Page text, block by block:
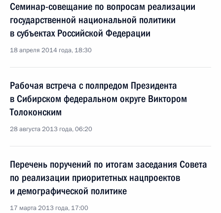
Семинар-совещание по вопросам реализации
государственной национальной политики
в субъектах Российской Федерации
18 апреля 2014 года, 18:30
Рабочая встреча с полпредом Президента
в Сибирском федеральном округе Виктором
Толоконским
28 августа 2013 года, 06:20
Перечень поручений по итогам заседания Совета
по реализации приоритетных нацпроектов
и демографической политике
17 марта 2013 года, 17:00